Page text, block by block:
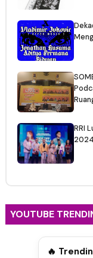
RRI
YOUTUBE
🔥